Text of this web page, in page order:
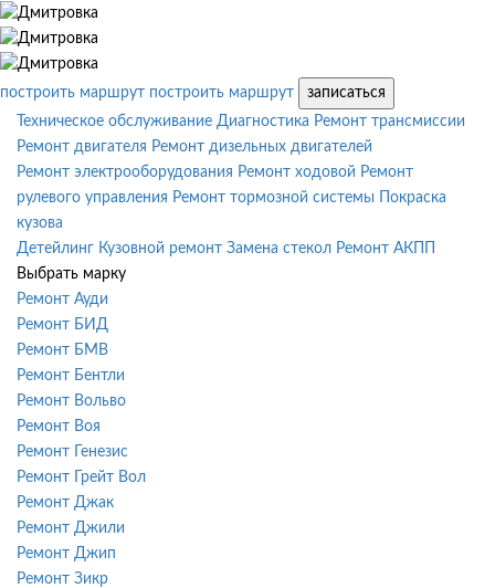
построить маршрут построить маршрут
записаться
Техническое обслуживание Диагностика Ремонт трансмиссии
Ремонт двигателя Ремонт дизельных двигателей
Ремонт электрооборудования Ремонт ходовой Ремонт
рулевого управления Ремонт тормозной системы
Покраска
кузова
Детейлинг Кузовной ремонт Замена стекол Ремонт АКПП
Выбрать марку
Ремонт Ауди
Ремонт БИД
Ремонт БМВ
Ремонт Бентли
Ремонт Вольво
Ремонт Воя
Ремонт Генезис
Ремонт Грейт Вол
Ремонт Джак
Ремонт Джили
Ремонт Джип
Ремонт Зикр